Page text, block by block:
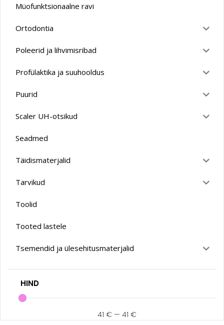
Müofunktsionaalne ravi
Ortodontia
Poleerid ja lihvimisribad
Profülaktika ja suuhooldus
Puurid
Scaler UH-otsikud
Seadmed
Täidismaterjalid
Tarvikud
Toolid
Tooted lastele
Tsemendid ja ülesehitusmaterjalid
HIND
41 € —41 €